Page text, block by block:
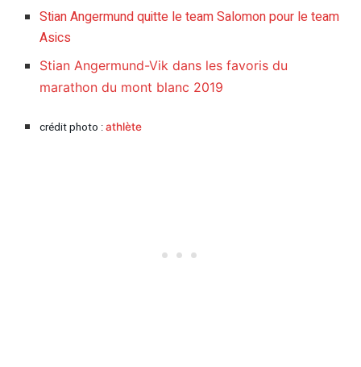
Stian Angermund quitte le team Salomon pour le team
Asics
Stian Angermund-Vik dans les favoris du
marathon du mont blanc 2019
crédit photo :athlète